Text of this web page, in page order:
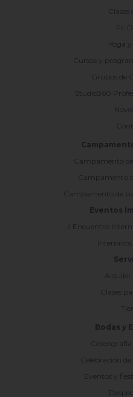
Clases
Fit
Yoga
Cursos y
Grupos de
Studio360
Campamento
Campamento
Campamento de
Eventos
II Encuentro
Alquiler
Clases
Bodas y
Coreografía
Celebración
Eventos y